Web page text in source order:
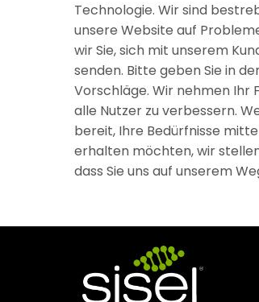
Technologie. Wir sind
unsere Website auf
wir Sie, sich mit unserem
senden. Bitte geben Sie in
Vorschläge. Wir nehmen Ihr
alle Nutzer zu verbessern.
bereit, Ihre Bedürfnisse
erhalten möchten, wir
dass Sie uns auf unserem